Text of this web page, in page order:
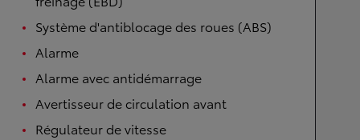
Système d'antiblocage des roues (ABS)
Alarme
Alarme avec antidémarrage
Avertisseur de circulation avant
Régulateur de vitesse